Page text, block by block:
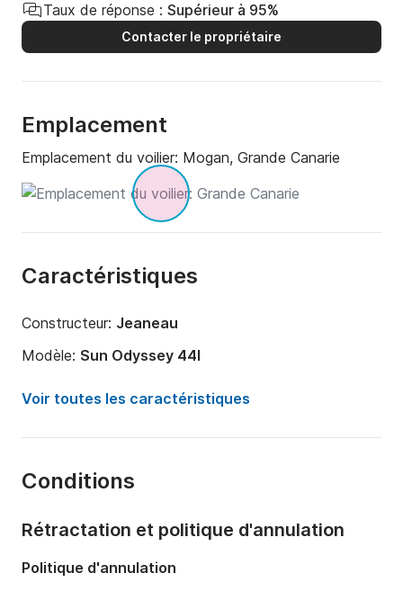
Taux de réponse : Supérieur à 95%
Contacter le propriétaire
Emplacement
Emplacement du voilier: Mogan, Grande Canarie
Caractéristiques
Constructeur: Jeaneau
Modèle: Sun Odyssey 44I
Année:
2009 (Rénové en 2020)
Nombre de couchages:
Nombre de salles de bains:
Voir toutes les caractéristiques
Conditions
Rétractation et politique d'annulation
Politique d'annulation